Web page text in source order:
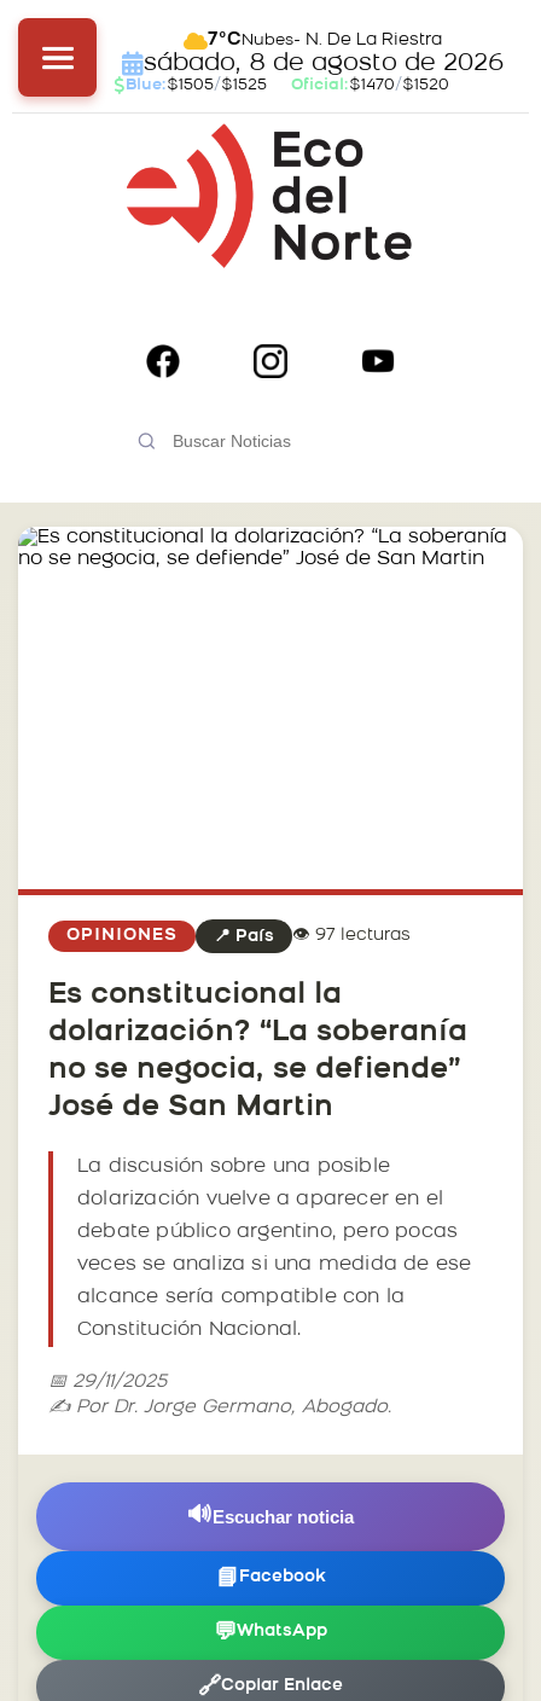
7°C Nubes- N. De La Riestra
sábado, 8 de agosto de 2026
Blue:$1505/$1525 Oficial:$1470/$1520
OPINIONES 📍 País 👁️ 97 lecturas
Es constitucional la
dolarización? “La soberanía
no se negocia, se defiende”
José de San Martin
La discusión sobre una posible
dolarización vuelve a aparecer en el
debate público argentino, pero pocas
veces se analiza si una medida de ese
alcance sería compatible con la
Constitución Nacional.
📅 29/11/2025
✍️ Por Dr. Jorge Germano, Abogado.
🔊Escuchar noticia
📘 Facebook
💬WhatsApp
🔗Copiar Enlace